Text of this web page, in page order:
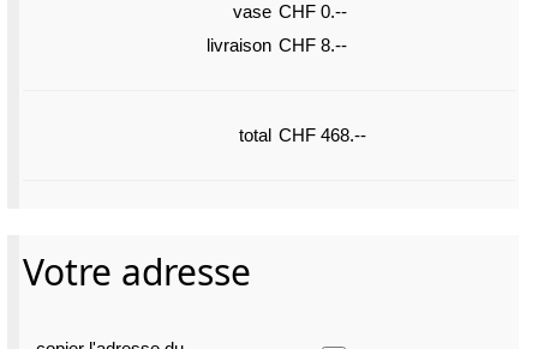
vase CHF 0.--
livraison CHF 8.--
total CHF 468.--
Votre adresse